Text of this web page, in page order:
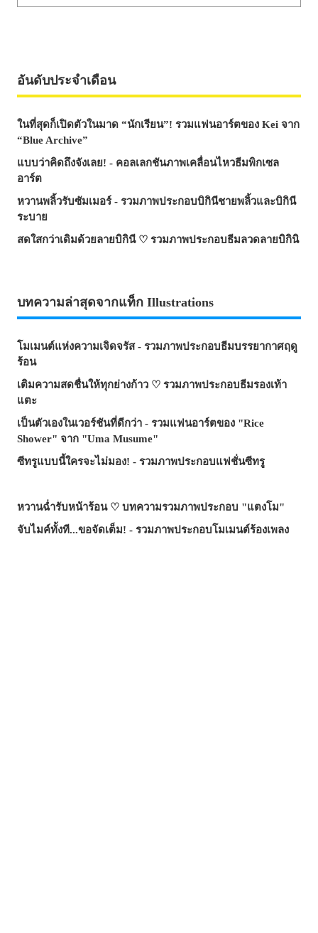
อันดับประจำเดือน
ในที่สุดก็เปิดตัวในมาด “นักเรียน”! รวมแฟนอาร์ตของ Kei จาก
“Blue Archive”
แบบว่าคิดถึงจังเลย! - คอลเลกชันภาพเคลื่อนไหวธีมพิกเซล
อาร์ต
หวานพลิ้วรับซัมเมอร์ - รวมภาพประกอบบิกินีชายพลิ้วและบิกินี
ระบาย
สดใสกว่าเดิมด้วยลายบิกินี ♡ รวมภาพประกอบธีมลวดลายบิกินิ
บทความล่าสุดจากแท็ก Illustrations
โมเมนต์แห่งความเจิดจรัส - รวมภาพประกอบธีมบรรยากาศฤดู
ร้อน
เติมความสดชื่นให้ทุกย่างก้าว ♡ รวมภาพประกอบธีมรองเท้า
แตะ
เป็นตัวเองในเวอร์ชันที่ดีกว่า - รวมแฟนอาร์ตของ "Rice
Shower" จาก "Uma Musume"
ซีทรูแบบนี้ใครจะไม่มอง! - รวมภาพประกอบแฟชั่นซีทรู
หวานฉ่ำรับหน้าร้อน ♡ บทความรวมภาพประกอบ "แตงโม"
จับไมค์ทั้งที...ขอจัดเต็ม! - รวมภาพประกอบโมเมนต์ร้องเพลง